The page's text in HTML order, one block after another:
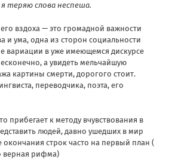
теряю слова неспеша.
вздоха — это громадной важности
и ума, одна из сторон социальности
вариации в уже имеющемся дискурсе
а увидеть мельчайшую
картины смерти, дорогого стоит.
переводчика, поэта, его
прибегает к методу вчувствования в
людей, давно ушедших в мир
строк часто на первый план (
верная рифма)